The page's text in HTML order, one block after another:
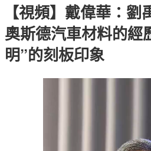
【視頻】戴偉華：
奧斯德汽車材料的經
明”的刻板印象